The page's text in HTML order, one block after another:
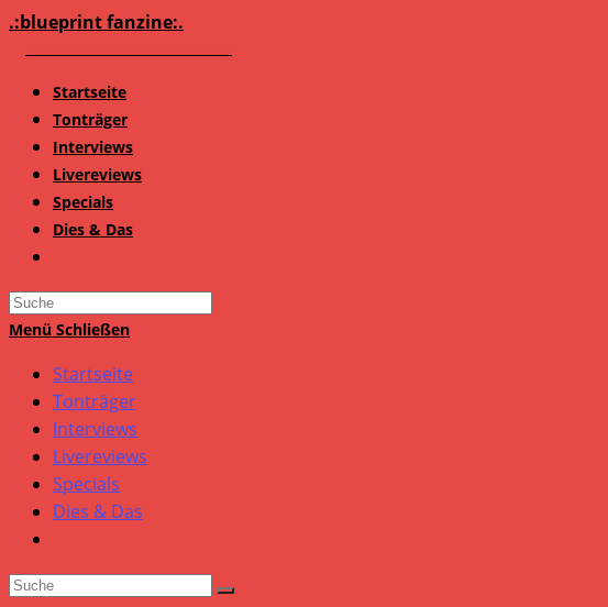
Zum
.:blueprint fanzine:.
Startseite
Tonträger
Interviews
Livereviews
Specials
Dies & Das
Search
this
Menü Schließen
Startseite
Tonträger
Interviews
Livereviews
Specials
Dies & Das